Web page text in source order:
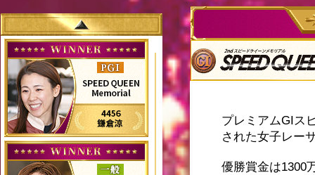
プレミアムGIス
された女子レー
優勝賞金は1300